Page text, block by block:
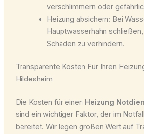
verschlimmern oder
Heizung absichern: Bei
Hauptwasserhahn
Schäden zu verhindern.
Transparente Kosten Für Ihren
Hildesheim
Die Kosten für einen Heizung
sind ein wichtiger Faktor, der im
bereitet. Wir legen großen Wert auf